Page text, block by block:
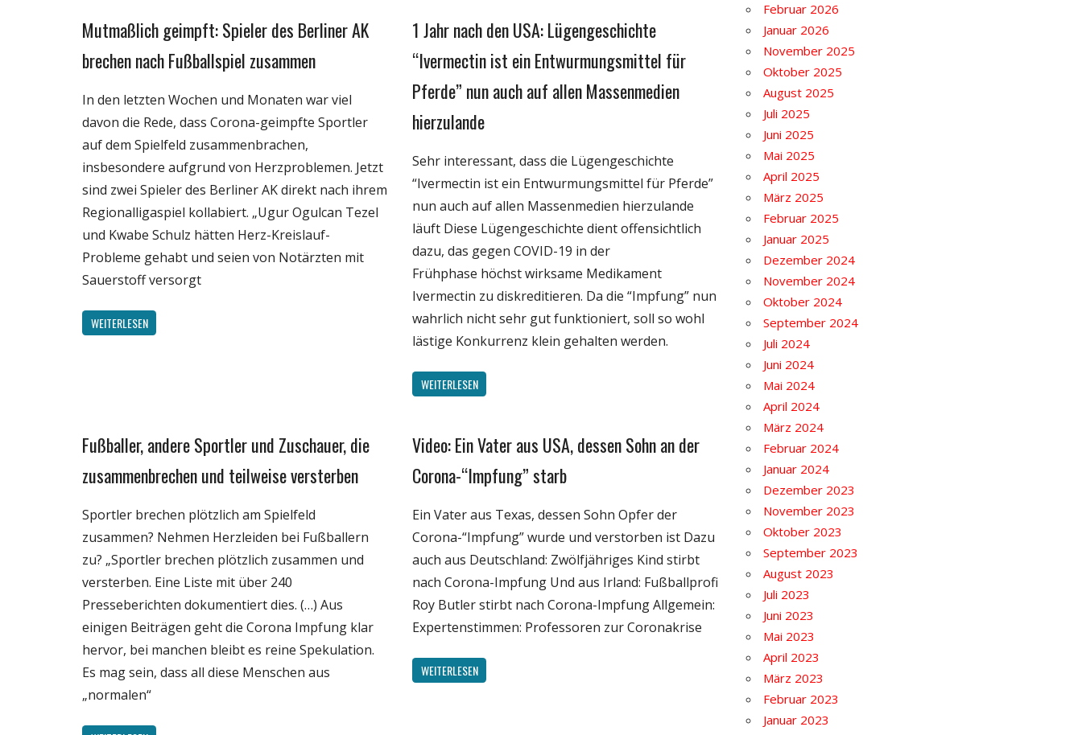
Gesellschaft
Medien
Sport
Wirtschaft
Wissenschaft
Mutmaßlich geimpft: Spieler des Berliner AK
brechen nach Fußballspiel zusammen
In den letzten Wochen und Monaten war viel
davon die Rede, dass Corona-geimpfte Sportler
auf dem Spielfeld zusammenbrachen,
insbesondere aufgrund von Herzproblemen. Jetzt
sind zwei Spieler des Berliner AK direkt nach ihrem
Regionalligaspiel kollabiert. „Ugur Ogulcan Tezel
und Kwabe Schulz hätten Herz-Kreislauf-
Probleme gehabt und seien von Notärzten mit
Sauerstoff versorgt
WEITERLESEN
Gesellschaft
Medien
Wirtschaft
Wissenschaft
1 Jahr nach den USA: Lügengeschichte
“Ivermectin ist ein Entwurmungsmittel für
Pferde” nun auch auf allen Massenmedien
hierzulande
Sehr interessant, dass die Lügengeschichte
“Ivermectin ist ein Entwurmungsmittel für Pferde”
nun auch auf allen Massenmedien hierzulande
läuft Diese Lügengeschichte dient offensichtlich
dazu, das gegen COVID-19 in der
Frühphase höchst wirksame Medikament
Ivermectin zu diskreditieren. Da die “Impfung” nun
wahrlich nicht sehr gut funktioniert, soll so wohl
lästige Konkurrenz klein gehalten werden.
WEITERLESEN
Gesellschaft
Wirtschaft
Wissenschaft
Fußballer, andere Sportler und Zuschauer, die
zusammenbrechen und teilweise versterben
Sportler brechen plötzlich am Spielfeld
zusammen? Nehmen Herzleiden bei Fußballern
zu? „Sportler brechen plötzlich zusammen und
versterben. Eine Liste mit über 240
Presseberichten dokumentiert dies. (…) Aus
einigen Beiträgen geht die Corona Impfung klar
hervor, bei manchen bleibt es reine Spekulation.
Es mag sein, dass all diese Menschen aus
„normalen“
Gesellschaft
Wirtschaft
Wissenschaft
Video: Ein Vater aus USA, dessen Sohn an der
Corona-“Impfung” starb
Ein Vater aus Texas, dessen Sohn Opfer der
Corona-“Impfung” wurde und verstorben ist Dazu
auch aus Deutschland: Zwölfjähriges Kind stirbt
nach Corona-Impfung Und aus Irland: Fußballprofi
Roy Butler stirbt nach Corona-Impfung Allgemein:
Expertenstimmen: Professoren zur Coronakrise
WEITERLESEN
Februar 2026
Januar 2026
November 2025
Oktober 2025
August 2025
Juli 2025
Juni 2025
Mai 2025
April 2025
März 2025
Februar 2025
Januar 2025
Dezember 2024
November 2024
Oktober 2024
September 2024
Juli 2024
Juni 2024
Mai 2024
April 2024
März 2024
Februar 2024
Januar 2024
Dezember 2023
November 2023
Oktober 2023
September 2023
August 2023
Juli 2023
Juni 2023
Mai 2023
April 2023
März 2023
Februar 2023
Januar 2023